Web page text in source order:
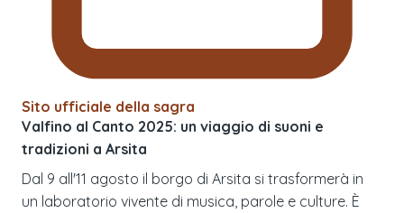
Sito ufficiale della sagra
Valfino al Canto 2025: un viaggio di suoni e
tradizioni a Arsita
Dal 9 all'11 agosto il borgo di Arsita si trasformerà in
un laboratorio vivente di musica, parole e culture. È